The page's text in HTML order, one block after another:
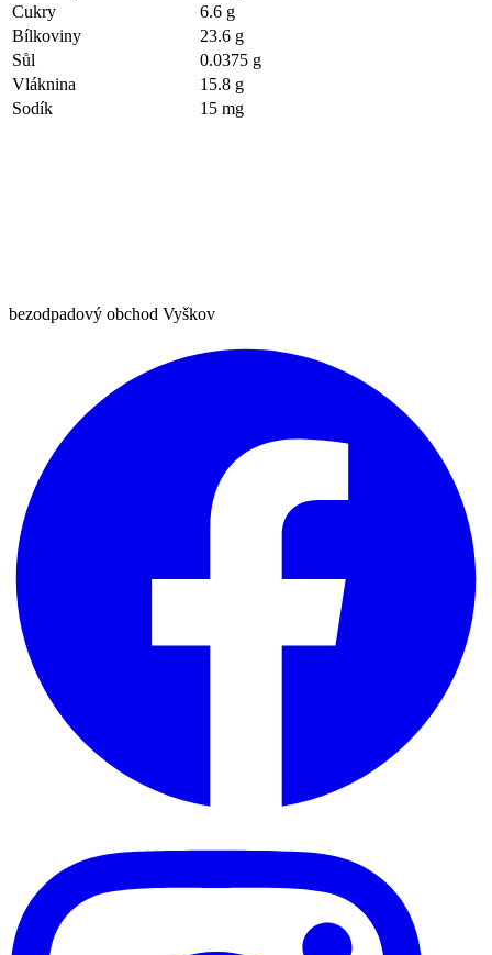
Cukry
6.6 g
Bílkoviny
23.6 g
Sůl
0.0375 g
Vláknina
15.8 g
Sodík
15 mg
bezodpadový obchod Vyškov